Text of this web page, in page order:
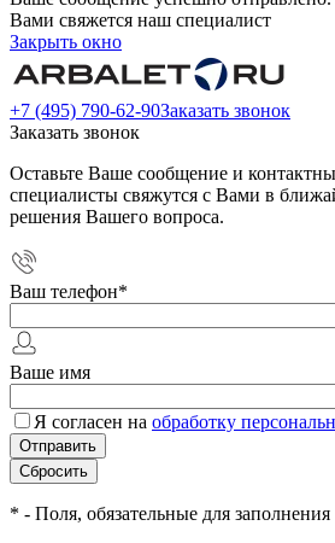
Вами свяжется наш специалист
Закрыть окно
+7 (495) 790-62-90Заказать звонок
Заказать звонок
Оставьте Ваше сообщение и
специалисты свяжутся с Вами в
решения Вашего вопроса.
Ваш телефон*
Ваше имя
Я согласен на обработку
* - Поля, обязательные для заполнения